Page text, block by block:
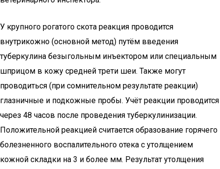
У крупного рогатого скота реакция проводится
внутрикожно (основной метод) путём введения
туберкулина безыгольным инъектором или специальным
шприцом в кожу средней трети шеи. Также могут
проводиться (при сомнительном результате реакции)
глазничные и подкожные пробы. Учёт реакции проводится
через 48 часов после проведения туберкулинизации.
Положительной реакцией считается образование горячего
болезненного воспалительного отека с утолщением
кожной складки на 3 и более мм. Результат утолщения